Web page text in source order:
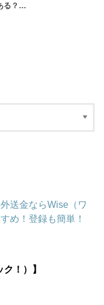
る？…
送金ならWise（ワ
め！登録も簡単！
！）】